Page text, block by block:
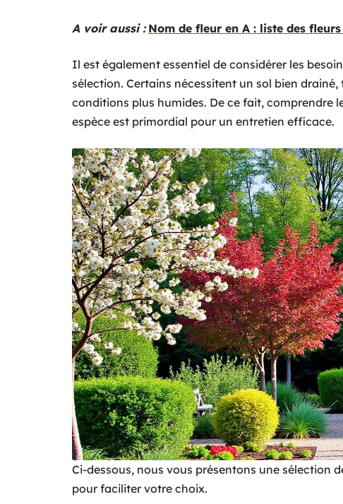
A voir aussi : Nom de fleur en A : liste des
Il est également essentiel de considérer les
sélection. Certains nécessitent un sol bien
conditions plus humides. De ce fait, comprendre
espèce est primordial pour un entretien efficace.
Ci-dessous, nous vous présentons une sélection
pour faciliter votre choix.